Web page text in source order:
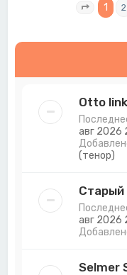
1 2
Otto
авг 2026
(тенор)
Старый
авг 2026
Selmer